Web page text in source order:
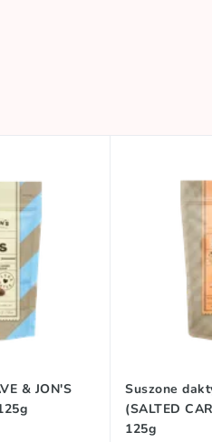
& JON'S
Suszone
(SALTED
125g